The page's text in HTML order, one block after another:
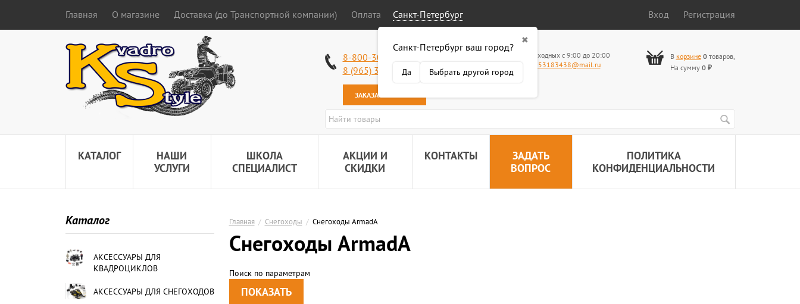
Главная О магазине Доставка (до Транспортной компании) Оплата Санкт-Петербург
✖
Санкт-Петербург ваш город?
Да Выбрать другой город
Вход Регистрация
8-800-301-50-58
8 (965) 318-34-38
ЗАКАЗАТЬ ЗВОНОК
Работаем без выходных с 9:00 до 20:00
89653183438@mail.ru
В корзине 0товаров,
На сумму 0 ₽
КАТАЛОГ
НАШИ
УСЛУГИ
ШКОЛА
СПЕЦИАЛИСТ
АКЦИИ И
СКИДКИ
КОНТАКТЫ
ЗАДАТЬ
ВОПРОС
ПОЛИТИКА
КОНФИДЕНЦИАЛЬНОСТИ
Каталог
АКСЕССУАРЫ ДЛЯ
КВАДРОЦИКЛОВ
АКСЕССУАРЫ ДЛЯ СНЕГОХОДОВ
Главная / Снегоходы / Cнегоходы ArmadA
Cнегоходы ArmadA
Поиск по параметрам